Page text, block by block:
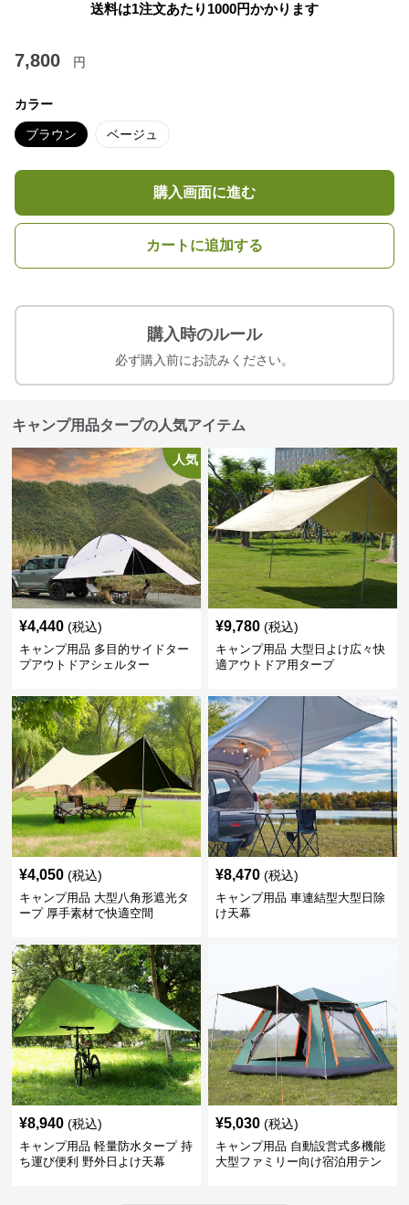
送料は1注文あたり 1000円かかります
7,800 円
カラー
ブラウン ベージュ
購入画面に進む
カートに追加する
購入時のルール
必ず購入前にお読みください。
キャンプ用品タープの人気アイテム
人気
¥4,440 (税込)
キャンプ用品 多目的サイドター
プアウトドアシェルター
¥9,780 (税込)
キャンプ用品 大型日よけ広々快
適アウトドア用タープ
¥4,050 (税込)
キャンプ用品 大型八角形遮光タ
ープ 厚手素材で快適空間
¥8,470 (税込)
キャンプ用品 車連結型大型日除
け天幕
¥8,940 (税込)
キャンプ用品 軽量防水タープ 持
ち運び便利 野外日よけ天幕
¥5,030 (税込)
キャンプ用品 自動設営式多機能
大型ファミリー向け宿泊用テン